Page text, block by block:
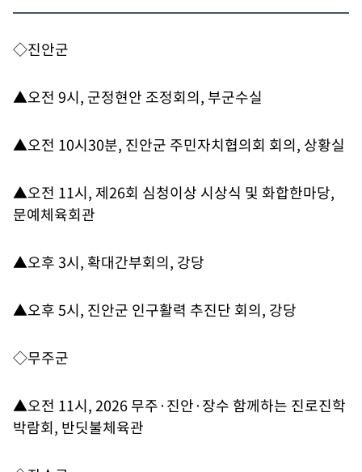
◇진안군
▲오전 9시, 군정현안 조정회의, 부군수실
▲오전 10시30분, 진안군 주민자치협의회 회의, 상황실
▲오전 11시, 제26회 심청이상 시상식 및 화합한마당,
문예체육회관
▲오후 3시, 확대간부회의, 강당
▲오후 5시, 진안군 인구활력 추진단 회의, 강당
◇무주군
▲오전 11시, 2026 무주·진안·장수 함께하는 진로진학
박람회, 반딧불체육관